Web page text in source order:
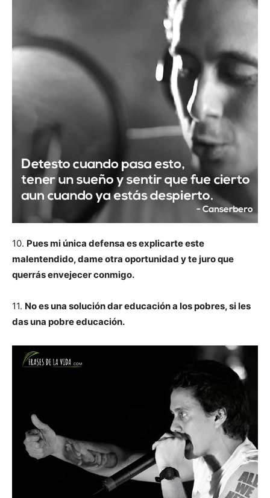
10. Pues mi única defensa es explicarte este
malentendido, dame otra oportunidad y te juro que
querrás envejecer conmigo.
11. No es una solución dar educación a los pobres, si les
das una pobre educación.